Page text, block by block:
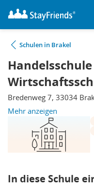
Schulen in Brakel
Bredenweg 7, 33034
Mehr anzeigen
In diese Schule